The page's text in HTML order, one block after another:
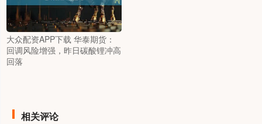
大众配资APP下载 华泰期货：
回调风险增强，昨日碳酸锂冲高
回落
相关评论